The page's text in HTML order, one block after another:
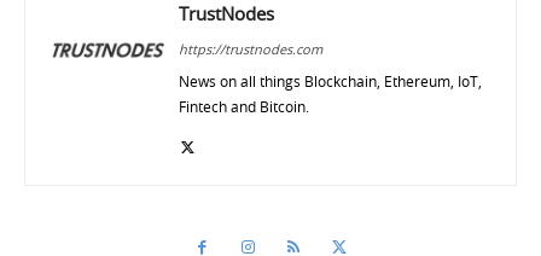
TrustNodes
https://trustnodes.com
News on all things Blockchain, Ethereum, IoT,
Fintech and Bitcoin.